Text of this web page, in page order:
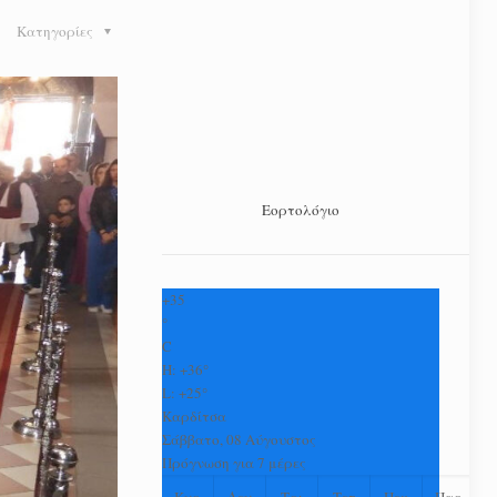
Κατηγορίες
Εορτολόγιο
+35
°
C
H:+36°
L:+25°
Καρδίτσα
Σάββατο, 08 Αύγουστος
Πρόγνωση για 7 μέρες